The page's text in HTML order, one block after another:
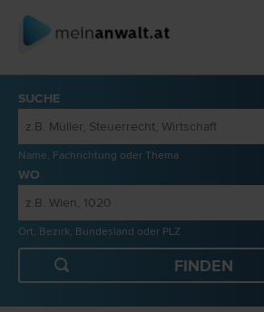
SUCHE
Name, Fachrichtung oder Thema
WO
Ort, Bezirk, Bundesland oder PLZ